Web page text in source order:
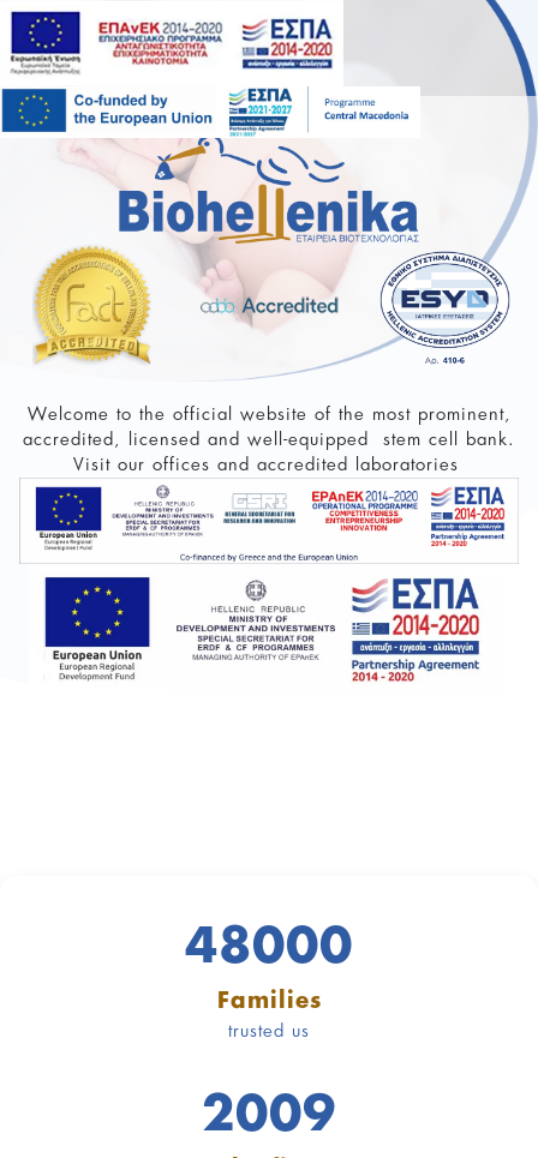
Biohellenika
Welcome to the official website of the most prominent,
accredited, licensed and well-equipped stem cell bank.
Visit our offices and accredited laboratories
48000
Families
trusted us
2009